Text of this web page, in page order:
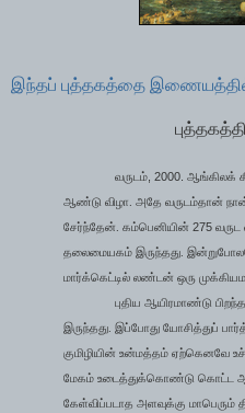
இந்தப் புத்தகத்தை
வருடம் , 2000.ஆங்கிலக்
ஆண்டு விழா. அதே வருடம்தான்
சேர்ந்தேன். கம்பெனியின் 275
தலைமையகம் இருந்தது.
மார்க்கெட்டில் லண்டன் ஒரு
புதிய ஆயிரமாண்டு
இருந்தது. இப்போது யோசித்துப்
குமிழியின் உன்மத்தம் ஏற்கெனவே
மேகம் உடைத்துக்கொண்டு கொட்ட
கேள்விப்படாத அளவுக்கு மாபெரும்